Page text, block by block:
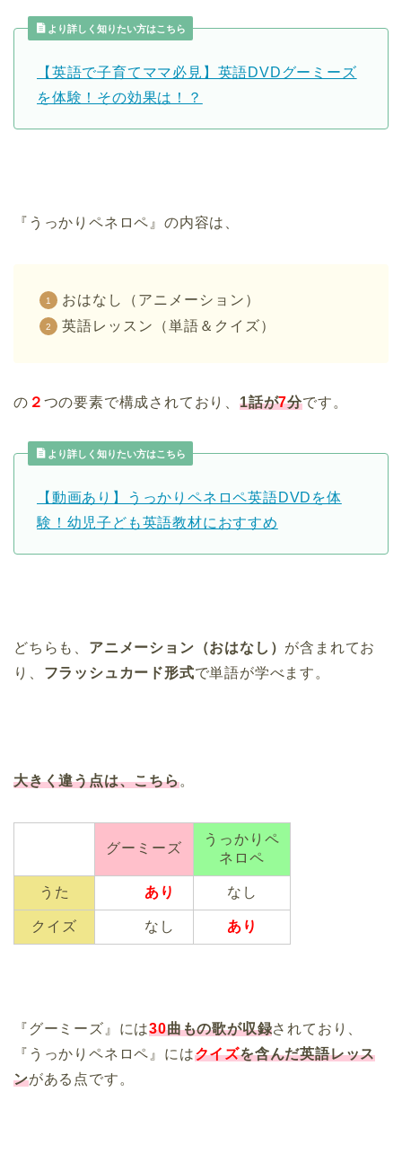
より詳しく知りたい方はこちら
【英語で子育てママ必見】英語DVDグーミーズ
を体験！その効果は！？
『うっかりペネロペ』の内容は、
おはなし（アニメーション）
英語レッスン（単語＆クイズ）
の ２ つの要素で構成されており、1話が7分です。
より詳しく知りたい方はこちら
【動画あり】うっかりペネロペ英語DVDを体
験！幼児子ども英語教材におすすめ
どちらも、 アニメーション（おはなし） が含まれてお
り、 フラッシュカード形式で単語が学べます。
大きく違う点は、こちら。
グーミーズ
うっかりペ
ネロペ
うた あり なし
クイズ なし あり
『グーミーズ』には30曲もの歌が収録されており、
『うっかりペネロペ』にはクイズを含んだ英語レッス
ンがある点です。